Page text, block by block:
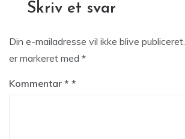
Skriv et svar
Din e-mailadresse vil ikke blive publiceret.
er markeret med *
Kommentar *